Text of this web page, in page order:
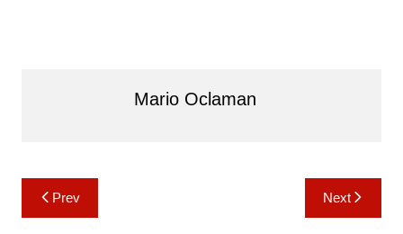
Mario Oclaman
Post
navigation
Prev Next